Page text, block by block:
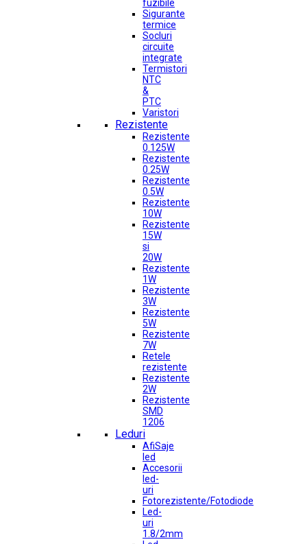
fuzibile
Sigurante
termice
Socluri
circuite
integrate
Termistori
NTC
&
PTC
Varistori
Rezistente
Rezistente
0.125W
Rezistente
0.25W
Rezistente
0.5W
Rezistente
10W
Rezistente
15W
si
20W
Rezistente
1W
Rezistente
3W
Rezistente
5W
Rezistente
7W
Retele
rezistente
Rezistente
2W
Rezistente
SMD
1206
Leduri
AfiSaje
led
Accesorii
led-
uri
Fotorezistente/Fotodiode
Led-
uri
1.8/2mm